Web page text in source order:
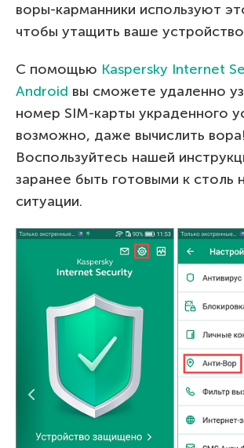
воры-карманники используют
чтобы утащить ваше
С помощью Kaspersky Internet
Android вы сможете удаленно
номер SIM-карты украденного
возможно, даже вычислить вора!
Воспользуйтесь нашей
заранее быть готовыми к столь
ситуации.